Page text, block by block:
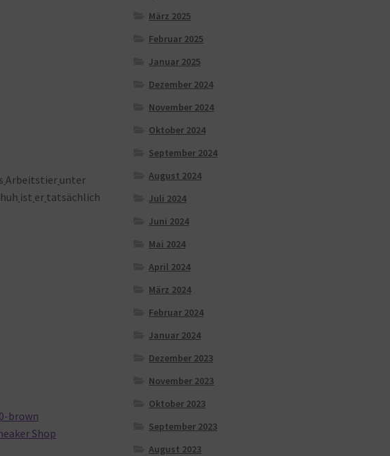
Arbeitstier unter
ist er tatsächlich
brown
Shop
März 2025
Februar 2025
Januar 2025
Dezember 2024
November 2024
Oktober 2024
September 2024
August 2024
Juli 2024
Juni 2024
Mai 2024
April 2024
März 2024
Februar 2024
Januar 2024
Dezember 2023
November 2023
Oktober 2023
September 2023
August 2023